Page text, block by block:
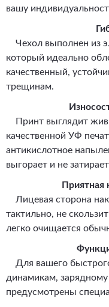
вашу
Чехол выполнен из
который идеально
качественный,
трещинам.
Принт выглядит
качественной УФ
антикислотное
выгорает и не
Приятная
Лицевая сторона
тактильно, не
легко очищается
Для вашего
динамикам, зарядному
предусмотрены